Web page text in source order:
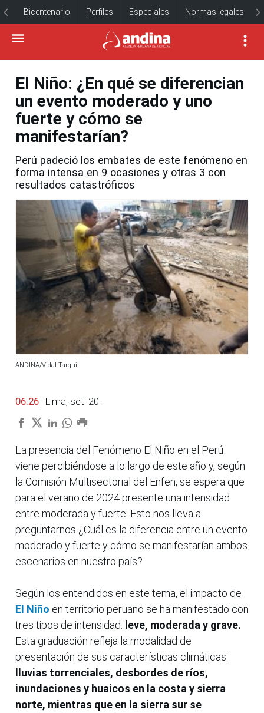
Bicentenario Perfiles Especiales Normas legales
El Niño: ¿En qué se diferencian
un evento moderado y uno
fuerte y cómo se
manifestarían?
Perú padeció los embates de este fenómeno en
forma intensa en 9 ocasiones y otras 3 con
resultados catastróficos
ANDINA/Vidal Tarqui
06:26 | Lima, set. 20.
La presencia del Fenómeno El Niño en el Perú
viene percibiéndose a lo largo de este año y, según
la Comisión Multisectorial del Enfen, se espera que
para el verano de 2024 presente una intensidad
entre moderada y fuerte. Esto nos lleva a
preguntarnos ¿Cuál es la diferencia entre un evento
moderado y fuerte y cómo se manifestarían ambos
escenarios en nuestro país?
Según los entendidos en este tema, el impacto de
El Niño en territorio peruano se ha manifestado con
tres tipos de intensidad: leve, moderada y grave.
Esta graduación refleja la modalidad de
presentación de sus características climáticas:
lluvias torrenciales, desbordes de ríos,
inundaciones y huaicos en la costa y sierra
norte, mientras que en la sierra sur se